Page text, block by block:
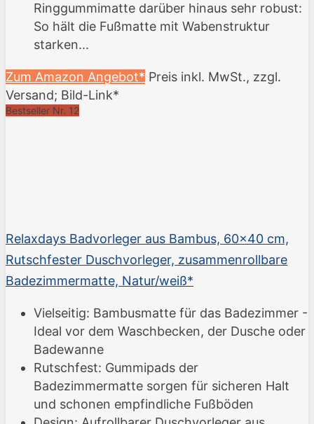
Ringgummimatte darüber hinaus sehr robust:
So hält die Fußmatte mit Wabenstruktur
starken...
Zum Amazon Angebot* Preis inkl. MwSt., zzgl.
Versand; Bild-Link*
Bestseller Nr. 12
Relaxdays Badvorleger aus Bambus, 60x40 cm,
Rutschfester Duschvorleger, zusammenrollbare
Badezimmermatte, Natur/weiß*
Vielseitig: Bambusmatte für das Badezimmer -
Ideal vor dem Waschbecken, der Dusche oder
Badewanne
Rutschfest: Gummipads der
Badezimmermatte sorgen für sicheren Halt
und schonen empfindliche Fußböden